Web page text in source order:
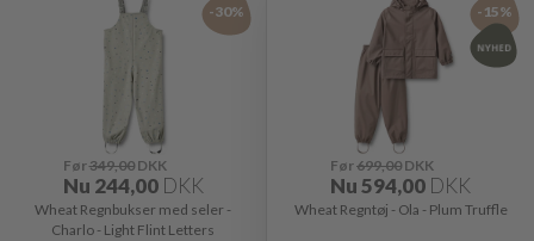
-30%
Før349,00DKK
Nu 244,00 DKK
Wheat Regnbukser med seler -
Charlo - Light Flint Letters
-15%
Før699,00 DKK
Nu594,00 DKK
Wheat Regntøj - Ola - Plum Truffle